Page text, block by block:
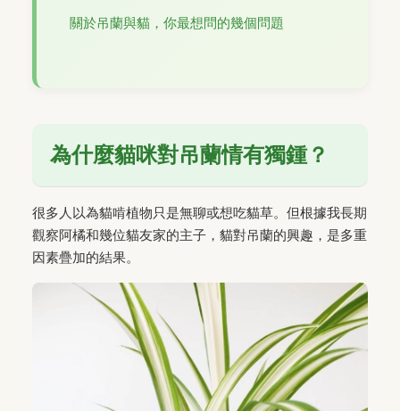
關於吊蘭與貓，你最想問的幾個問題
為什麼貓咪對吊蘭情有獨鍾？
很多人以為貓啃植物只是無聊或想吃貓草。但根據我長期
觀察阿橘和幾位貓友家的主子，貓對吊蘭的興趣，是多重
因素疊加的結果。